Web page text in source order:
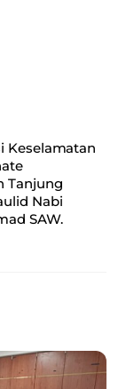
Keselamatan
Tanjung
Nabi
SAW.